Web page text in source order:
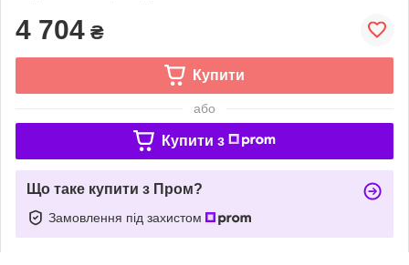
4 704 ₴
Купити
або
Купити з
Що таке купити з Пром?
Замовлення під захистом